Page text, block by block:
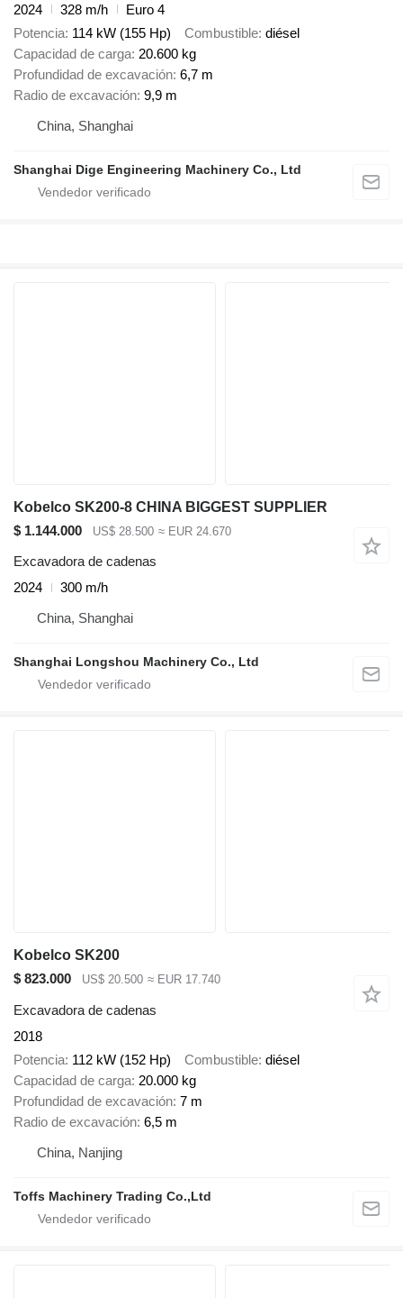
2024
328 m/h
Euro 4
Potencia 114 kW (155 Hp) Combustible diésel
Capacidad de carga 20.600 kg
Profundidad de excavación 6,7 m
Radio de excavación 9,9 m
China, Shanghai
Shanghai Dige Engineering Machinery Co., Ltd
Kobelco SK200-8 CHINA BIGGEST SUPPLIER
$ 1.144.000
US$ 28.500 ≈ EUR 24.670
Excavadora de cadenas
2024
300 m/h
China, Shanghai
Shanghai Longshou Machinery Co., Ltd
Kobelco SK200
$ 823.000
US$ 20.500 ≈ EUR 17.740
Excavadora de cadenas
2018
Potencia 112 kW (152 Hp) Combustible diésel
Capacidad de carga 20.000 kg
Profundidad de excavación 7 m
Radio de excavación 6,5 m
China, Nanjing
Toffs Machinery Trading Co.,Ltd